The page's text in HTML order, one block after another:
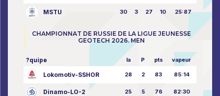
MSTU 30 3 27 10 25:87
CHAMPIONNAT DE RUSSIE DE LA LIGUE JEUNESSE
GEOTECH 2026. MEN
?quipe la P pts vapeur
Lokomotiv-SSHOR 28 2 83 85:14
Dinamo-LO-2 25 5 76 82:30